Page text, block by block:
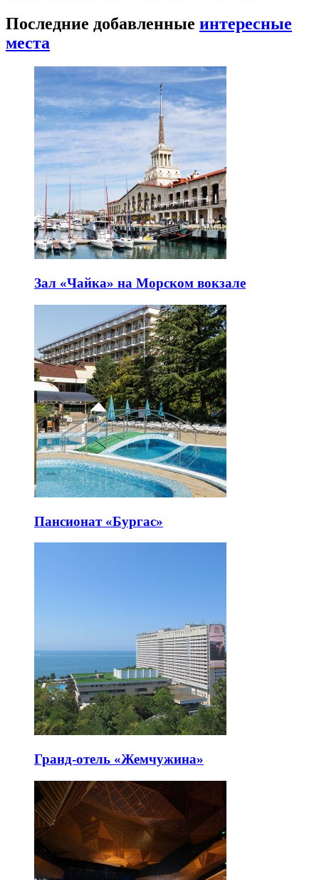
Последние добавленные интересные
места
Зал «Чайка» на Морском вокзале
Пансионат «Бургас»
Гранд-отель «Жемчужина»